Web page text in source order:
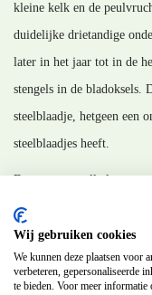
kleine kelk en de
duidelijke drietandige
later in het jaar tot in de
stengels in de bladoksels.
steelblaadje, hetgeen een
steelblaadjes heeft.
De groene smalle
openspringen.
MM_210623
Wij gebruiken cookies
We kunnen deze plaatsen voor
verbeteren, gepersonaliseerde
te bieden. Voor meer